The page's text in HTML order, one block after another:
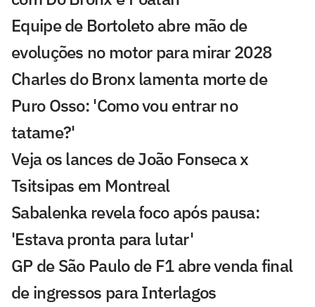
Equipe de Bortoleto abre mão de
evoluções no motor para mirar 2028
Charles do Bronx lamenta morte de
Puro Osso: 'Como vou entrar no
tatame?'
Veja os lances de João Fonseca x
Tsitsipas em Montreal
Sabalenka revela foco após pausa:
'Estava pronta para lutar'
GP de São Paulo de F1 abre venda final
de ingressos para Interlagos